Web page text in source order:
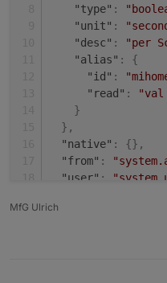
"type" :
"unit" :
"desc" : "per
"alias" :
{
"id" :
"read" :
}
} ,
"native" : {} ,
"from" :
"user" :
MfG Ulrich